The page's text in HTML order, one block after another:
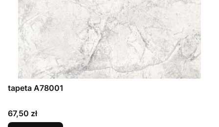
tapeta A78001
Cena
67,50 zł